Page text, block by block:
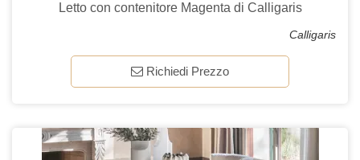
Letto con contenitore Magenta di Calligaris
Calligaris
Richiedi Prezzo